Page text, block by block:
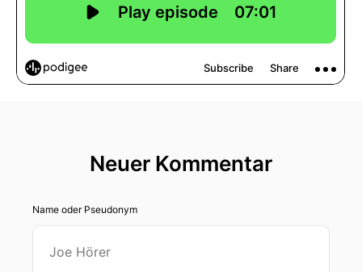
Neuer Kommentar
Name oder Pseudonym